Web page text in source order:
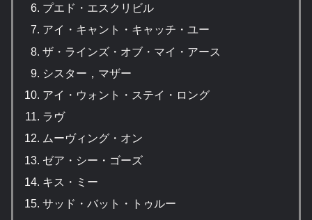
プエド・エスクリビル
アイ・キャント・キャッチ・ユー
ザ・ラインズ・オブ・マイ・アース
シスター，マザー
アイ・ウォント・ステイ・ロング
ラヴ
ムーヴィング・オン
ゼア・シー・ゴーズ
キス・ミー
サッド・バット・トゥルー